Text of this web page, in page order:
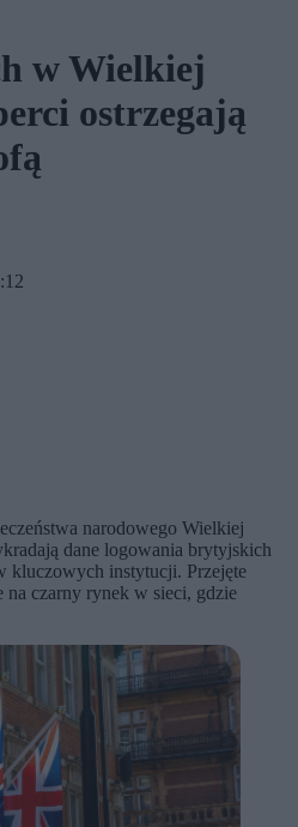
w Wielkiej
ostrzegają
narodowego Wielkiej
dane logowania brytyjskich
kluczowych instytucji. Przejęte
na czarny rynek w sieci, gdzie